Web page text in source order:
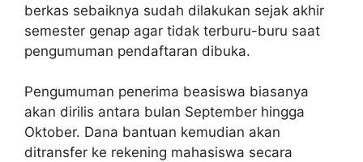
berkas sebaiknya sudah dilakukan sejak akhir
semester genap agar tidak terburu-buru saat
pengumuman pendaftaran dibuka.
Pengumuman penerima beasiswa biasanya
akan dirilis antara bulan September hingga
Oktober. Dana bantuan kemudian akan
ditransfer ke rekening mahasiswa secara